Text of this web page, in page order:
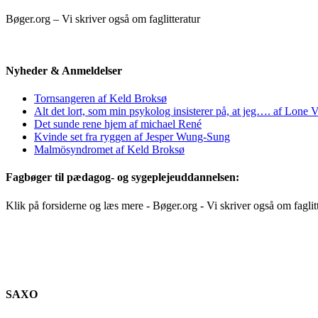
Bøger.org – Vi skriver også om faglitteratur
Nyheder & Anmeldelser
Tornsangeren af Keld Broksø
Alt det lort, som min psykolog insisterer på, at jeg…. af Lone
Det sunde rene hjem af michael René
Kvinde set fra ryggen af Jesper Wung-Sung
Malmösyndromet af Keld Broksø
Fagbøger til pædagog- og sygeplejeuddannelsen:
Klik på forsiderne og læs mere - Bøger.org - Vi skriver også om
SAXO